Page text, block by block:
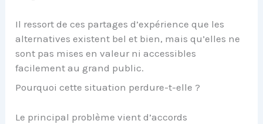
Il ressort de ces partages d’expérience que les
alternatives existent bel et bien, mais qu’elles ne
sont pas mises en valeur ni accessibles
facilement au grand public.
Pourquoi cette situation perdure-t-elle ?
Le principal problème vient d’accords